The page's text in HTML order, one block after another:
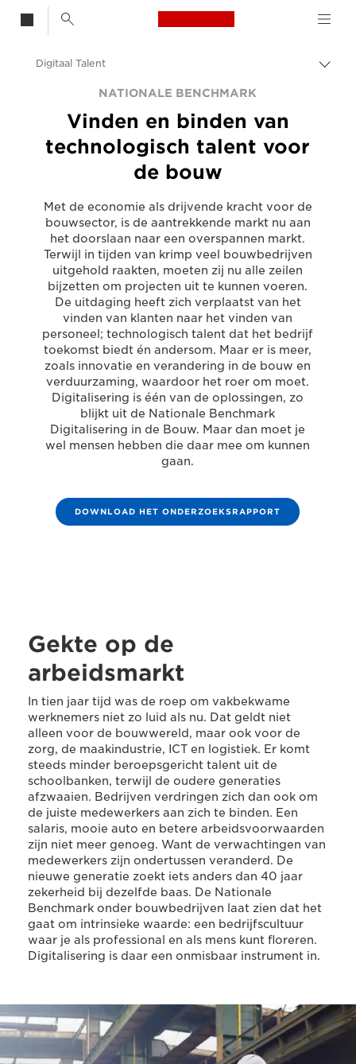
Canon Logo, back
Oplossingen en services
Inzichten
Digitaal Talent
NATIONALE BENCHMARK
Vinden en binden van
technologisch talent voor
de bouw
Met de economie als drijvende kracht voor de
bouwsector, is de aantrekkende markt nu aan
het doorslaan naar een overspannen markt.
Terwijl in tijden van krimp veel bouwbedrijven
uitgehold raakten, moeten zij nu alle zeilen
bijzetten om projecten uit te kunnen voeren.
De uitdaging heeft zich verplaatst van het
vinden van klanten naar het vinden van
personeel; technologisch talent dat het bedrijf
toekomst biedt én andersom. Maar er is meer,
zoals innovatie en verandering in de bouw en
verduurzaming, waardoor het roer om moet.
Digitalisering is één van de oplossingen, zo
blijkt uit de Nationale Benchmark
Digitalisering in de Bouw. Maar dan moet je
wel mensen hebben die daar mee om kunnen
gaan.
DOWNLOAD HET ONDERZOEKSRAPPORT
Gekte op de
arbeidsmarkt
In tien jaar tijd was de roep om vakbekwame
werknemers niet zo luid als nu. Dat geldt niet
alleen voor de bouwwereld, maar ook voor de
zorg, de maakindustrie, ICT en logistiek. Er komt
steeds minder beroepsgericht talent uit de
schoolbanken, terwijl de oudere generaties
afzwaaien. Bedrijven verdringen zich dan ook om
de juiste medewerkers aan zich te binden. Een
salaris, mooie auto en betere arbeidsvoorwaarden
zijn niet meer genoeg. Want de verwachtingen van
medewerkers zijn ondertussen veranderd. De
nieuwe generatie zoekt iets anders dan 40 jaar
zekerheid bij dezelfde baas. De Nationale
Benchmark onder bouwbedrijven laat zien dat het
gaat om intrinsieke waarde: een bedrijfscultuur
waar je als professional en als mens kunt floreren.
Digitalisering is daar een onmisbaar instrument in.